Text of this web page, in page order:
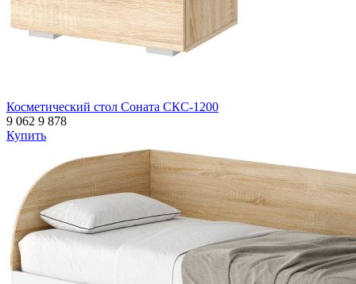
Косметический стол Соната СКС-1200
9 062 9 878
Купить